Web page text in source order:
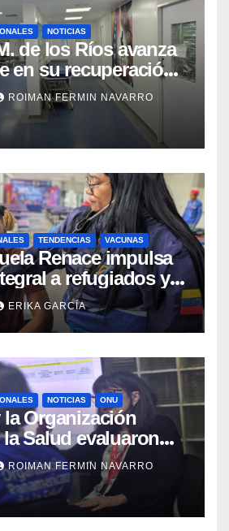
NOTICIAS
de los Ríos avanza
en su recuperación
eventos
ROIMAN FERMIN NAVARRO
TENDENCIAS VACUNAS
Renace impulsa
a refugiados y
vacunación en
ERIKA GARCÍA
NOTICIAS ONU
Organización
Salud evaluaron
integral en
saneamiento e
contingencia
ROIMAN FERMIN NAVARRO